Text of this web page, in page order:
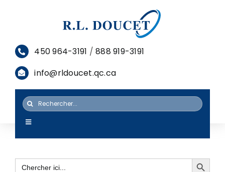
450 964-3191 /888 919-3191
info@rldoucet.qc.ca
Rechercher:
Toggle
Navigation
SERVICES
Search Search Button